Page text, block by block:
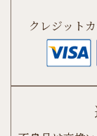
クレジット